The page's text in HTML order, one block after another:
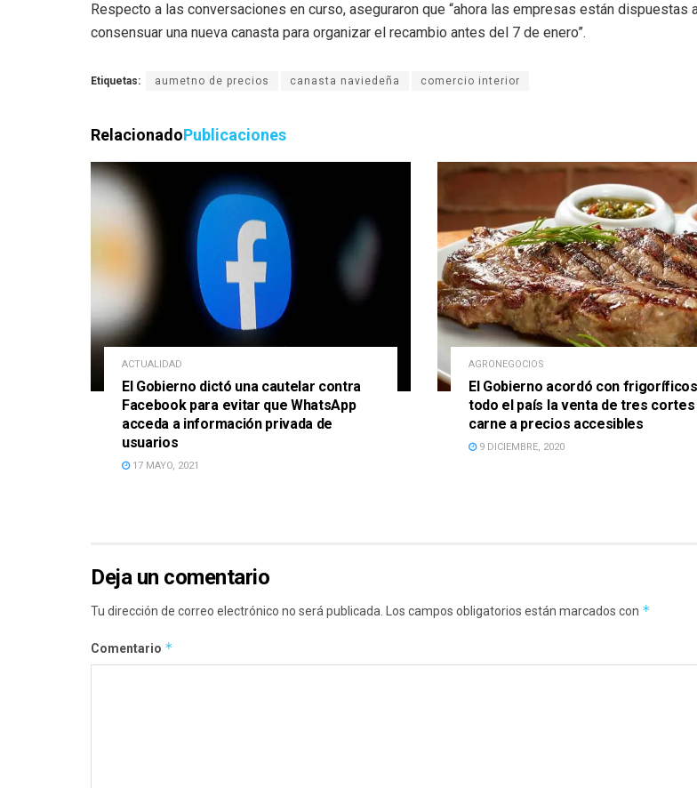
Respecto a las conversaciones en curso, aseguraron que “ahora las empresas están dispuestas
consensuar una nueva canasta para organizar el recambio antes del 7 de enero”.
Etiquetas: aumetno de precios canasta naviedeña comercio interior
RelacionadoPublicaciones
ACTUALIDAD
El Gobierno dictó una cautelar contra
Facebook para evitar que WhatsApp
acceda a información privada de
usuarios
17 MAYO, 2021
AGRONEGOCIOS
El Gobierno acordó con
todo el país la venta de tres cortes
carne a precios accesibles
9 DICIEMBRE, 2020
Deja un comentario
Tu dirección de correo electrónico no será publicada. Los campos obligatorios están marcados con *
Comentario *